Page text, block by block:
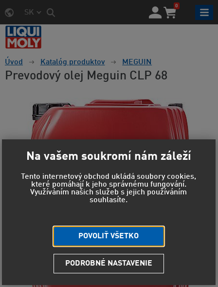
SK
0
Úvod Katalóg produktov MEGUIN
Prevodový olej Meguin CLP 68
Na vašem soukromí nám záleží
Tento internetový obchod ukládá soubory cookies,
které pomáhají k jeho správnému fungování.
Využíváním našich služeb s jejich používáním
souhlasíte.
POVOLIŤ VŠETKO
PODROBNÉ NASTAVENIE